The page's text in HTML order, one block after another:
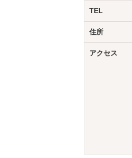
TEL
住所
アクセス